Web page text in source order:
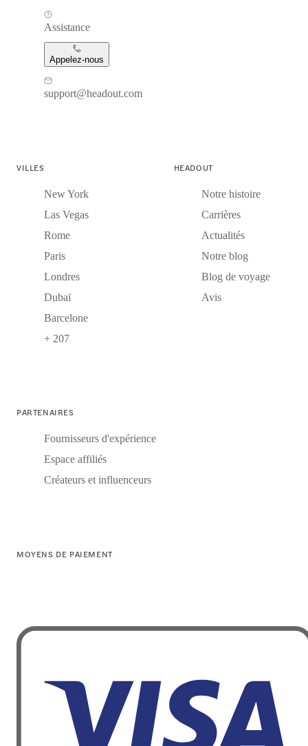
Assistance
Appelez-nous
support@headout.com
VILLES
New York
Las Vegas
Rome
Paris
Londres
Dubaï
Barcelone
+ 207
HEADOUT
Notre histoire
Carrières
Actualités
Notre blog
Blog de voyage
Avis
PARTENAIRES
Fournisseurs d'expérience
Espace affiliés
Créateurs et influenceurs
MOYENS DE PAIEMENT